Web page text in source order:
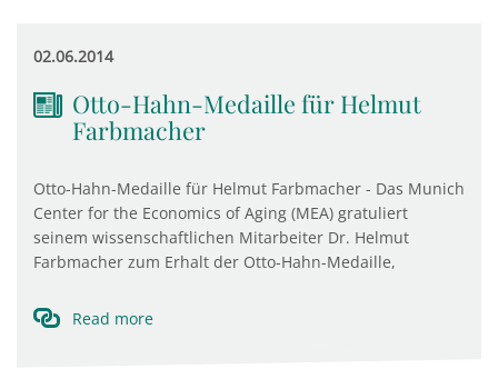
02.06.2014
Otto-Hahn-Medaille für Helmut
Farbmacher
Otto-Hahn-Medaille für Helmut Farbmacher - Das Munich
Center for the Economics of Aging (MEA) gratuliert
seinem wissenschaftlichen Mitarbeiter Dr. Helmut
Farbmacher zum Erhalt der Otto-Hahn-Medaille,
Read more